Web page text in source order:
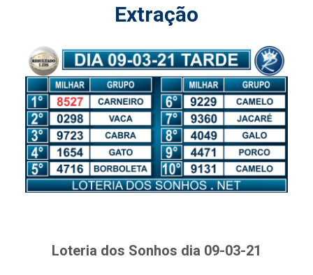
Extração
Loteria dos Sonhos dia 09-03-21